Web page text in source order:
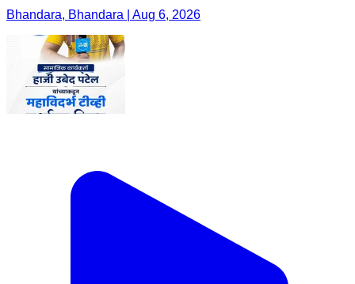
Bhandara, Bhandara | Aug 6, 2026